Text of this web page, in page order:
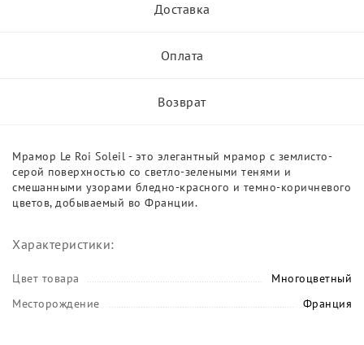
Доставка
Оплата
Возврат
Мрамор Le Roi Soleil - это элегантный мрамор с землисто-
серой поверхностью со светло-зелеными тенями и
смешанными узорами бледно-красного и темно-коричневого
цветов, добываемый во Франции.
Характеристики:
Цвет товара
Многоцветный
Месторождение
Франция